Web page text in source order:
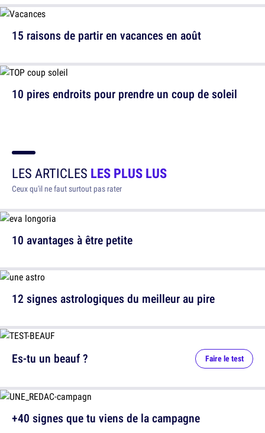
15 raisons de partir en vacances en août
10 pires endroits pour prendre un coup de soleil
LES ARTICLES LES PLUS LUS
Ceux qu'il ne faut surtout pas rater
10 avantages à être petite
12 signes astrologiques du meilleur au pire
Es-tu un beauf ? Faire le test
+40 signes que tu viens de la campagne